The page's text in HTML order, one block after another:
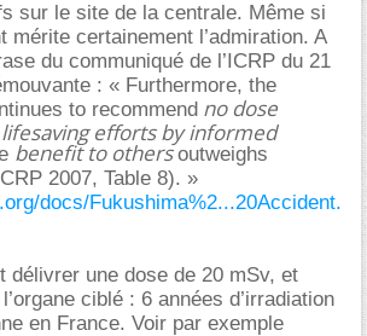
sur le site de la centrale. Même si
mérite certainement l’admiration. A
du communiqué de l’ICRP du 21
: « Furthermore, the
to recommend no dose
efforts by informed
benefit to othersoutweighs
2007, Table 8). »
docs/Fukushima%2...20Accident.
délivrer une dose de 20 mSv, et
ciblé : 6 années d’irradiation
en France. Voir par exemple